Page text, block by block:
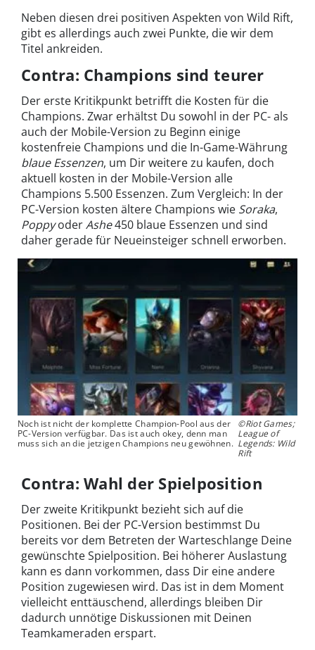
Neben diesen drei positiven Aspekten von Wild Rift,
gibt es allerdings auch zwei Punkte, die wir dem
Titel ankreiden.
Contra: Champions sind teurer
Der erste Kritikpunkt betrifft die Kosten für die
Champions. Zwar erhältst Du sowohl in der PC- als
auch der Mobile-Version zu Beginn einige
kostenfreie Champions und die In-Game-Währung
blaue Essenzen, um Dir weitere zu kaufen, doch
aktuell kosten in der Mobile-Version alle
Champions 5.500 Essenzen. Zum Vergleich: In der
PC-Version kosten ältere Champions wie Soraka,
PoppyoderAshe450 blaue Essenzen und sind
daher gerade für Neueinsteiger schnell erworben.
Noch ist nicht der komplette Champion-Pool aus der
PC-Version verfügbar. Das ist auch okey, denn man
muss sich an die jetzigen Champions neu gewöhnen.
©Riot Games;
League of
Legends: Wild
Rift
Contra: Wahl der Spielposition
Der zweite Kritikpunkt bezieht sich auf die
Positionen. Bei der PC-Version bestimmst Du
bereits vor dem Betreten der Warteschlange Deine
gewünschte Spielposition. Bei höherer Auslastung
kann es dann vorkommen, dass Dir eine andere
Position zugewiesen wird. Das ist in dem Moment
vielleicht enttäuschend, allerdings bleiben Dir
dadurch unnötige Diskussionen mit Deinen
Teamkameraden erspart.